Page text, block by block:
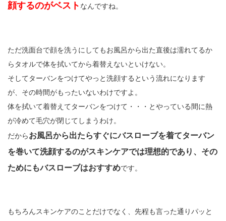
顔するのがベスト なんですね。
ただ洗面台で顔を洗うにしてもお風呂から出た直後は濡れてるか
らタオルで体を拭いてから着替えないといけない。
そしてターバンをつけてやっと洗顔するという流れになります
が、その時間がもったいないわけですよ。
体を拭いて着替えてターバンをつけて・・・とやっている間に熱
が冷めて毛穴が閉じてしまうわけ。
だからお風呂から出たらすぐにバスローブを着てターバン
を巻いて洗顔するのがスキンケアでは理想的であり、その
ためにもバスローブはおすすめです。
もちろんスキンケアのことだけでなく、先程も言った通りパッと